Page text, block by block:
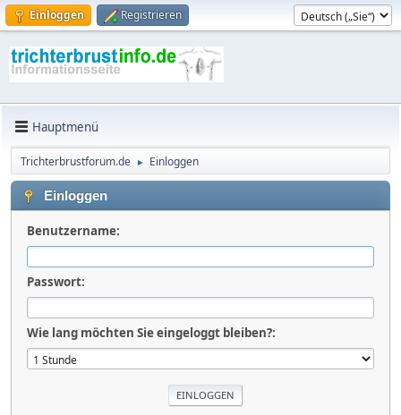
Einloggen Registrieren
Hauptmenü
Trichterbrustforum.de ► Einloggen
Einloggen
Benutzername:
Passwort:
Wie lang möchten Sie eingeloggt bleiben?: